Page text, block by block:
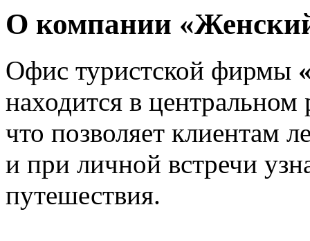
О компании
Офис туристской фирмы
находится в центральном
что позволяет клиентам
и при личной встречи
путешествия.